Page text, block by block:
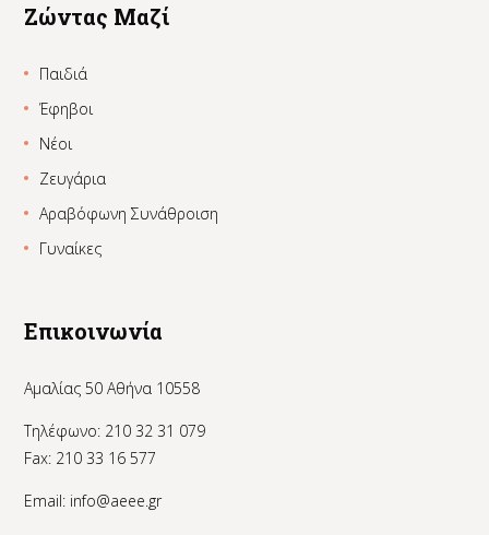
Ζώντας Μαζί
Παιδιά
Έφηβοι
Νέοι
Ζευγάρια
Αραβόφωνη Συνάθροιση
Γυναίκες
Επικοινωνία
Αμαλίας 50 Αθήνα 10558
Τηλέφωνο: 210 32 31 079
Fax: 210 33 16 577
Email: info@aeee.gr